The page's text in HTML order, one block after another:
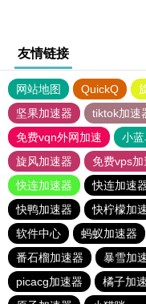
友情链接
网站地图 QuickQ
坚果加速器
tiktok加速
免费vqn外网加速
小
旋风加速器
免费vps
快连加速器
快连加速
快鸭加速器
快柠檬加
软件中心
蚂蚁加速器
番石榴加速器
暴雪加
picacg加速器
橘子加